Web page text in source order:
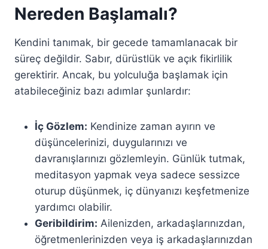
Nereden Başlamalı?
Kendini tanımak, bir gecede tamamlanacak bir
süreç değildir. Sabır, dürüstlük ve açık fikirlilik
gerektirir. Ancak, bu yolculuğa başlamak için
atabileceğiniz bazı adımlar şunlardır:
İç Gözlem: Kendinize zaman ayırın ve
düşüncelerinizi, duygularınızı ve
davranışlarınızı gözlemleyin. Günlük tutmak,
meditasyon yapmak veya sadece sessizce
oturup düşünmek, iç dünyanızı keşfetmenize
yardımcı olabilir.
Geribildirim: Ailenizden, arkadaşlarınızdan,
öğretmenlerinizden veya iş arkadaşlarınızdan